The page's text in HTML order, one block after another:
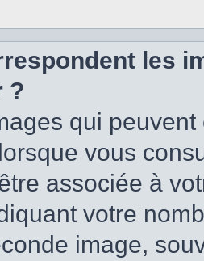
les
?
qui
vous
associée à
votre
image,